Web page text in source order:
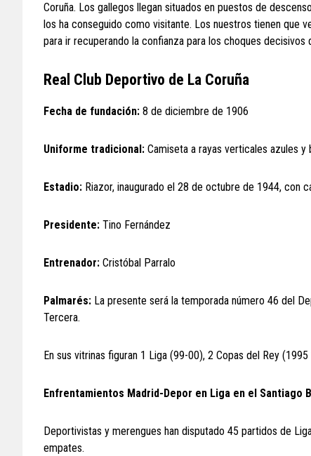
Coruña. Los gallegos llegan situados en puestos de
los ha conseguido como visitante. Los nuestros tienen que
para ir recuperando la confianza para los choques decisivos
Real Club Deportivo de La Coruña
Fecha de fundación: 8 de diciembre de 1906
Uniforme tradicional: Camiseta a rayas verticales azules y
Estadio: Riazor, inaugurado el 28 de octubre de 1944, con
Presidente: Tino Fernández
Entrenador: Cristóbal Parralo
Palmarés: La presente será la temporada número 46 del
Tercera.
En sus vitrinas figuran 1 Liga (99-00), 2 Copas del Rey
Enfrentamientos Madrid-Depor en Liga en el Santiago
Deportivistas y merengues han disputado 45 partidos de
empates.